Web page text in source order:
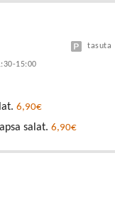
15:00
tasuta
6,90€
salat. 6,90€